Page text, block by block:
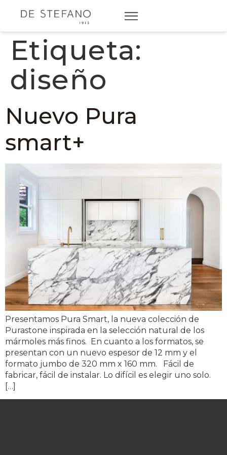
Etiqueta:
diseño
Nuevo Pura
smart+
Presentamos Pura Smart, la nueva colección de
Purastone inspirada en la selección natural de los
mármoles más finos. En cuanto a los formatos, se
presentan con un nuevo espesor de 12 mm y el
formato jumbo de 320 mm x 160 mm. Fácil de
fabricar, fácil de instalar. Lo difícil es elegir uno solo.
[…]